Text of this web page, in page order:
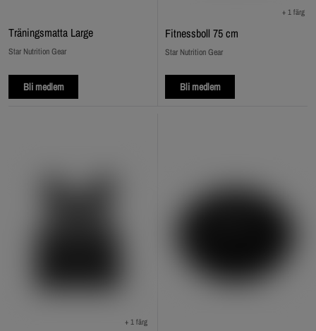
Träningsmatta Large
Star Nutrition Gear
Bli medlem
Fitnessboll 75 cm
+ 1 färg
Star Nutrition Gear
Bli medlem
+ 1 färg